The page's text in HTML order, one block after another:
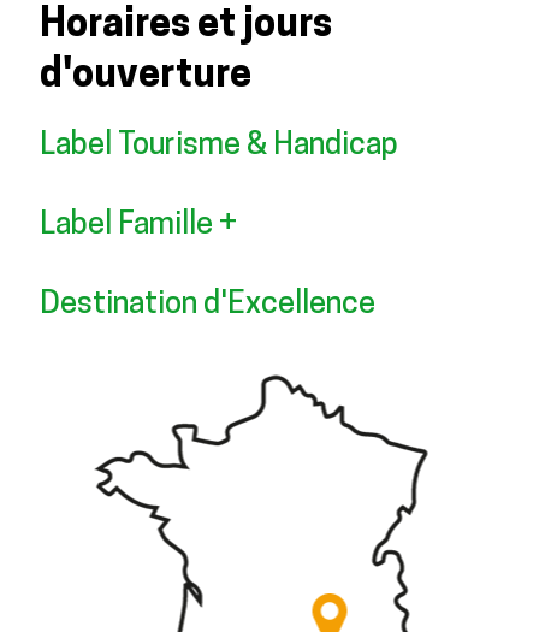
Horaires et jours
d'ouverture
Label Tourisme & Handicap
Label Famille +
Destination d'Excellence